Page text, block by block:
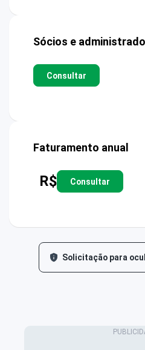
Sócios e
Consultar
Faturamento anual
R$ Consultar
Solicitação para